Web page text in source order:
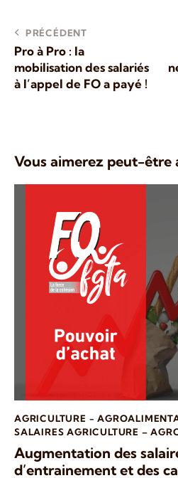
PRÉCÉDENT
Pro à Pro : la
mobilisation des salariés
à l’appel de FO a payé !
Vous aimerez peut-être
AGRICULTURE -
SALAIRES AGRICULTURE –
Augmentation des
d’entrainement et des